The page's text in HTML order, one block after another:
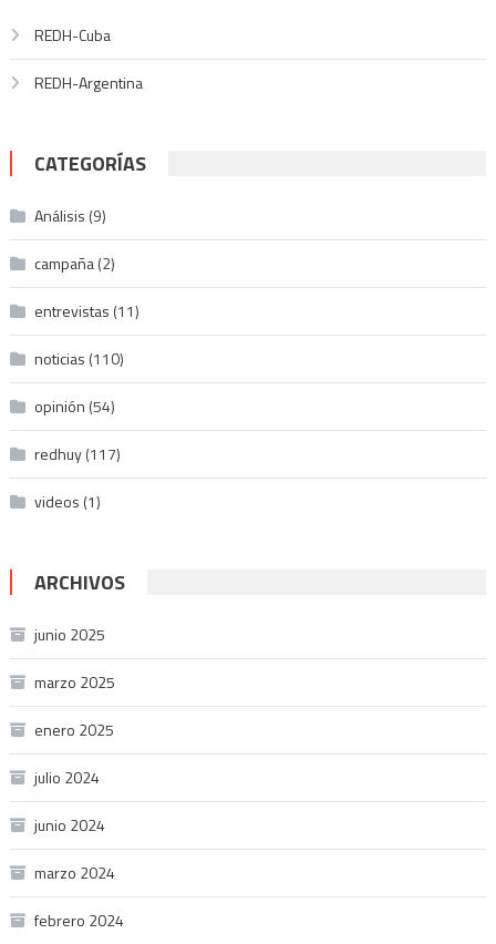
REDH-Cuba
REDH-Argentina
CATEGORÍAS
Análisis (9)
campaña(2)
entrevistas (11)
noticias (110)
opinión (54)
redhuy(117)
videos (1)
ARCHIVOS
junio 2025
marzo 2025
enero 2025
julio 2024
junio 2024
marzo 2024
febrero 2024